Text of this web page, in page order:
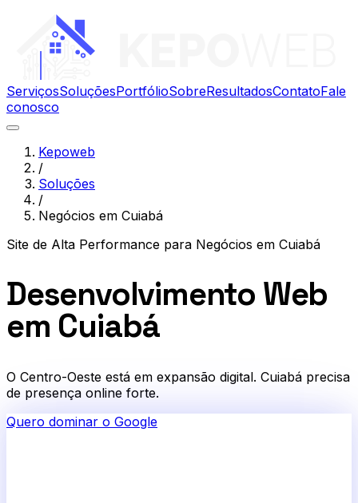
ServiçosSoluçõesPortfólioSobreResultadosContatoFale
conosco
Kepoweb
/
Soluções
/
Negócios em Cuiabá
Site de Alta Performance para Negócios em Cuiabá
Desenvolvimento Web
em Cuiabá
O Centro-Oeste está em expansão digital. Cuiabá precisa
de presença online forte.
Quero dominar o Google